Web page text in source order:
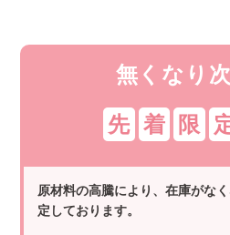
無くなり
先 着 限
原材料の高騰により、在庫がな
定しております。